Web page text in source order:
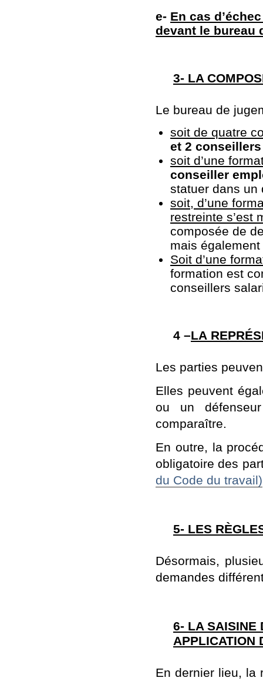
e- En cas
devant le bureau
3- LA
Le bureau de
soit de quatre
et 2
soit d’une
conseiller
statuer dans un
soit, d’une
restreinte s’est
composée de
mais également
Soit d’une
formation est
conseillers
4 –LA
Les parties
Elles peuvent
ou un
comparaître.
En outre, la
obligatoire des
du Code du travail)
5- LES
Désormais,
demandes
6- LA SAISINE
APPLICATION
En dernier lieu, la